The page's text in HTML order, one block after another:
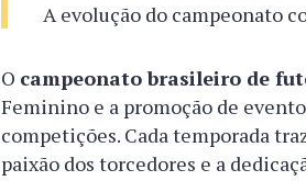
A evolução do campeonato
O campeonato brasileiro de
Feminino e a promoção de
competições. Cada temporada
paixão dos torcedores e a